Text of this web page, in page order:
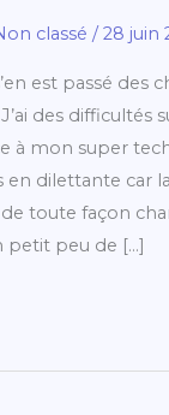
classé /28 juin
est passé des
des difficultés
à mon super
en dilettante car
de toute façon
petit peu de […]